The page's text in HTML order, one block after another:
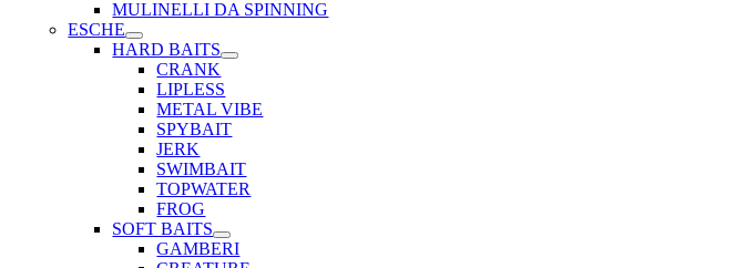
MULINELLI DA SPINNING
ESCHE
HARD BAITS
CRANK
LIPLESS
METAL VIBE
SPYBAIT
JERK
SWIMBAIT
TOPWATER
FROG
SOFT BAITS
GAMBERI